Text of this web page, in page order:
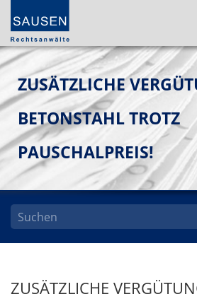
ZUSÄTZLICHE
BETONSTAHL TROTZ
PAUSCHALPREIS!
ZUSÄTZLICHE